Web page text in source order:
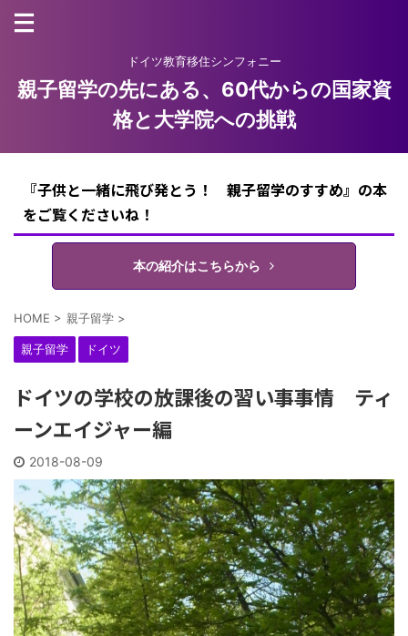
ドイツ教育移住シンフォニー
親子留学の先にある、60代からの国家資
格と大学院への挑戦
『子供と一緒に飛び発とう！ 親子留学のすすめ』の本
をご覧くださいね！
本の紹介はこちらから
HOME > 親子留学 >
親子留学 ドイツ
ドイツの学校の放課後の習い事事情 ティ
ーンエイジャー編
2018-08-09